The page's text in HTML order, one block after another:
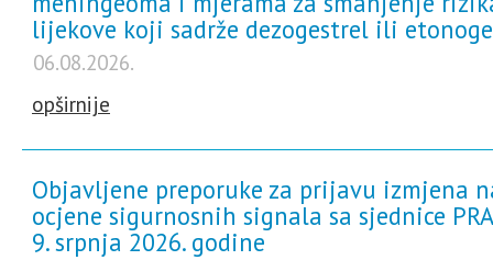
za samotestiranje
Sve informacije i novosti
lijekove koji sadrže dezogestrel ili
06.08.2026.
opširnije
Objavljene preporuke za prijavu izmjena
ocjene sigurnosnih signala sa sjednice
9. srpnja 2026. godine